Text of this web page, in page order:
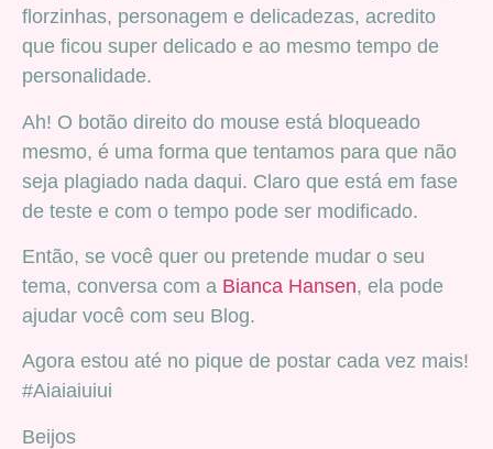
florzinhas, personagem e delicadezas, acredito
que ficou super delicado e ao mesmo tempo de
personalidade.
Ah! O botão direito do mouse está bloqueado
mesmo, é uma forma que tentamos para que não
seja plagiado nada daqui. Claro que está em fase
de teste e com o tempo pode ser modificado.
Então, se você quer ou pretende mudar o seu
tema, conversa com a Bianca Hansen, ela pode
ajudar você com seu Blog.
Agora estou até no pique de postar cada vez mais!
#Aiaiaiuiui
Beijos